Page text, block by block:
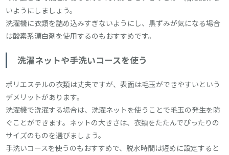
いようにしましょう。
洗濯機に衣類を詰め込みすぎないようにし、黒ずみが気になる場合
は酸素系漂白剤を使用するのもおすすめです。
洗濯ネットや手洗いコースを使う
ポリエステルの衣類は丈夫ですが、表面は毛玉ができやすいという
デメリットがあります。
洗濯機で洗濯する場合は、洗濯ネットを使うことで毛玉の発生を防
ぐことができます。ネットの大きさは、衣類をたたんでぴったりの
サイズのものを選びましょう。
手洗いコースを使うのもおすすめで、脱水時間は短めに設定すると